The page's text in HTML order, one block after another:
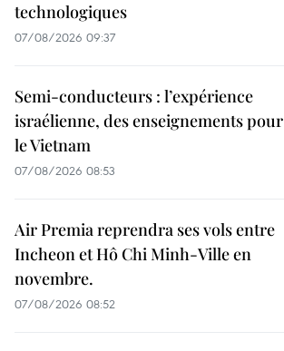
technologiques
07/08/2026 09:37
Semi-conducteurs : l’expérience
israélienne, des enseignements pour
le Vietnam
07/08/2026 08:53
Air Premia reprendra ses vols entre
Incheon et Hô Chi Minh-Ville en
novembre.
07/08/2026 08:52